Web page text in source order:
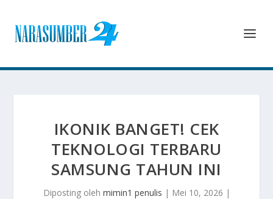
IKONIK BANGET! CEK
TEKNOLOGI TERBARU
SAMSUNG TAHUN INI
Diposting oleh mimin1 penulis | Mei 10, 2026 |